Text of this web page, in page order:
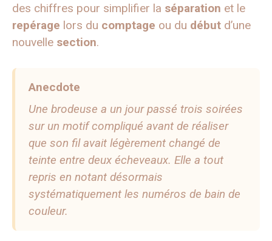
des chiffres pour simplifier la séparation et le
repérage lors du comptage ou du début d’une
nouvelle section.
Anecdote
Une brodeuse a un jour passé trois soirées
sur un motif compliqué avant de réaliser
que son fil avait légèrement changé de
teinte entre deux écheveaux. Elle a tout
repris en notant désormais
systématiquement les numéros de bain de
couleur.